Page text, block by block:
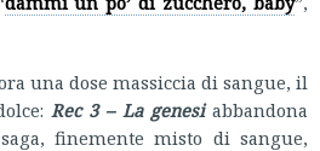
una dose massiccia di sangue, il
Rec 3 – La genesiabbandona
finemente misto di sangue,